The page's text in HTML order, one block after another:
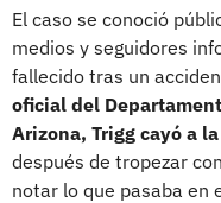
El caso se conoció
medios y seguidores
fallecido tras un
oficial del
Arizona, Trigg cayó a
después de tropezar
notar lo que pasaba en